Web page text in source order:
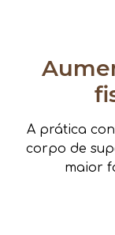
A prática
corpo de
maior